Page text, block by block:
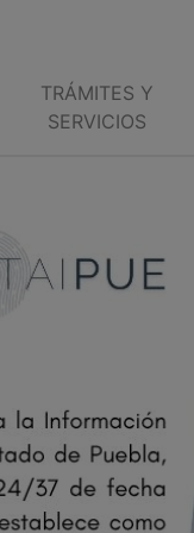
TRÁMITES Y
SERVICIOS